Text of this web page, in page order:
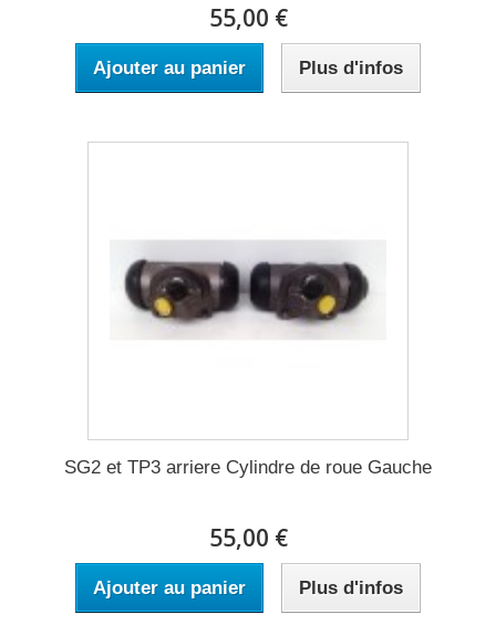
55,00 €
Ajouter au panier Plus d'infos
SG2 et TP3 arriere Cylindre de roue Gauche
55,00 €
Ajouter au panier Plus d'infos